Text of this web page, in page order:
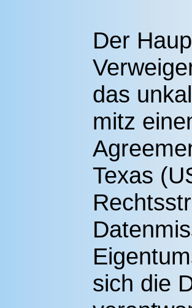
Der
das
mitz
Texas
sich die